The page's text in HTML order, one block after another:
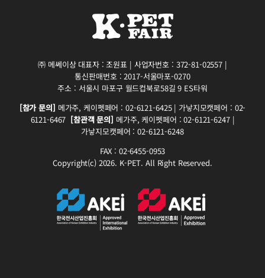
㈜ 메쎄이상 대표자 : 조원표 | 사업자번호 : 372-81-02557 |
통신판매번호 : 2017-서울마포-0270
주소 : 서울시 마포구 월드컵북로58길 9 ES타워
[참가 문의] 메가주, 케이펫페어 : 02-6121-6425 | 가낳지모캣페어 : 02-
6121-6467 [참관객 문의] 메가주, 케이펫페어 : 02-6121-6247 |
가낳지모캣페어 : 02-6121-6248
FAX : 02-6455-0953
Copyright(c) 2026. K-PET. All Right Reserved.